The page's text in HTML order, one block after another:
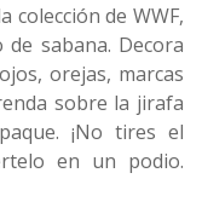
colección de WWF,
sabana. Decora
orejas, marcas
sobre la jirafa
¡No tires el
en un podio.